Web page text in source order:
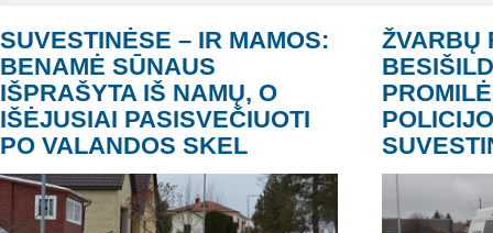
SUVESTINĖSE – IR MAMOS:
BENAMĖ SŪNAUS
IŠPRAŠYTA IŠ NAMŲ, O
IŠĖJUSIAI PASISVEČIUOTI
PO VALANDOS SKEL
ŽVARBŲ